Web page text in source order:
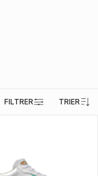
FILTRER TRIER